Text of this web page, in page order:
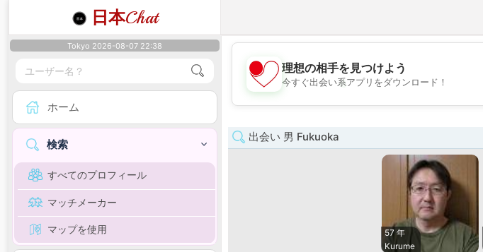
日本Chat
Tokyo 2026-08-07 22:38
ホーム
検索
すべてのプロフィール
マッチメーカー
マップを使用
💖
理想の相手を見つけよう
今すぐ出会い系アプリをダウンロード！
出会い 男 Fukuoka
57 年
Kurume